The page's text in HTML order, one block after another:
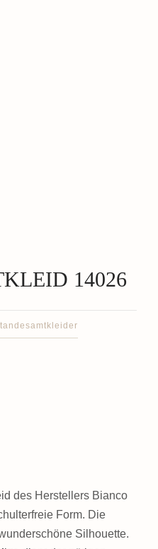
14026
des Herstellers Bianco
Form. Die
Silhouette.